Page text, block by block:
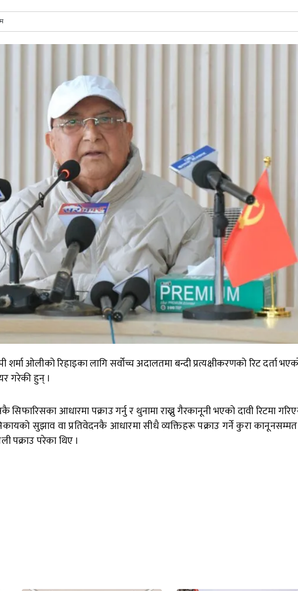
ओलीको रिहाइका लागि सर्वोच्च अदालतमा बन्दी प्रत्यक्षीकरणको रिट दर्ता
गरेकी हुन् ।
आधारमा पक्राउ गर्नु र थुनामा राख्नु गैरकानूनी भएको दावी रिटमा
सुझाव वा प्रतिवेदनकै आधारमा सीधै व्यक्तिहरू पक्राउ गर्ने कुरा
पक्राउ परेका थिए ।